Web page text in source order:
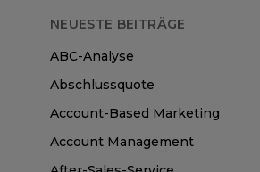
NEUESTE BEITRÄGE
ABC-Analyse
Abschlussquote
Account-Based Marketing
Account Management